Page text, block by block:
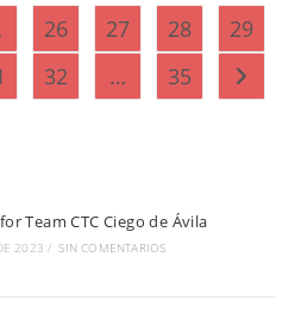
26 27 28
29
32 … 35 Ir a la
Team CTC Ciego de Ávila
2023 / SIN COMENTARIOS